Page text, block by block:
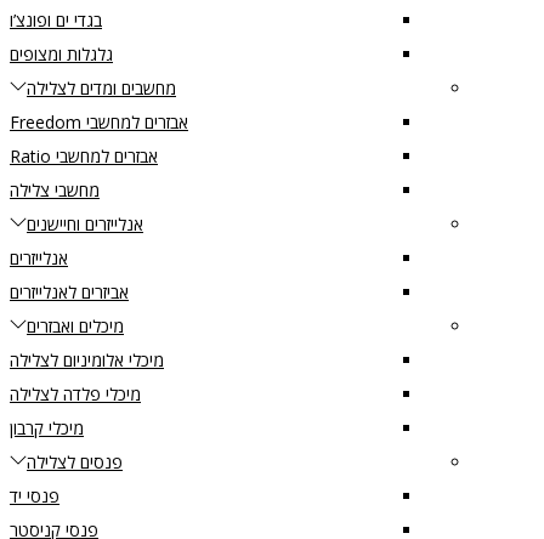
בגדי ים ופונצ’ו
גלגלות ומצופים
מחשבים ומדים לצלילה
אבזרים למחשבי Freedom
אבזרים למחשבי Ratio
מחשבי צלילה
אנלייזרים וחיישנים
אנלייזרים
אביזרים לאנלייזרים
מיכלים ואבזרים
מיכלי אלומיניום לצלילה
מיכלי פלדה לצלילה
מיכלי קרבון
פנסים לצלילה
פנסי יד
פנסי קניסטר